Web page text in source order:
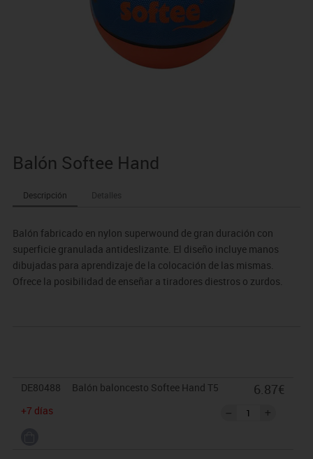
Balón Softee Hand
Descripción Detalles
Balón fabricado en nylon superwound de gran duración con
superficie granulada antideslizante. El diseño incluye manos
dibujadas para aprendizaje de la colocación de las mismas.
Ofrece la posibilidad de enseñar a tiradores diestros o zurdos.
DE80488
Balón baloncesto Softee Hand T5
+7 días
6.87€